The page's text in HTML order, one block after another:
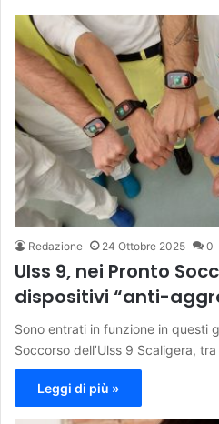
Redazione 24 Ottobre 2025 0
Ulss 9, nei Pronto
dispositivi “anti-
Sono entrati in funzione in questi
Soccorso dell’Ulss 9 Scaligera,
Leggi di più »